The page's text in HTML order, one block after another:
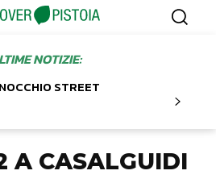
NOTIZIE:
STREET
A CASALGUIDI